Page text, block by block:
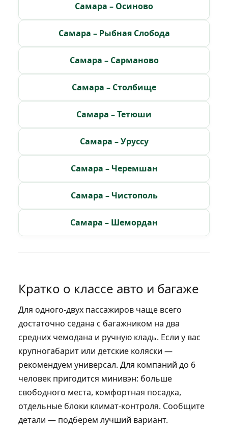
Самара – Осиново
Самара – Рыбная Слобода
Самара – Сарманово
Самара – Столбище
Самара – Тетюши
Самара – Уруссу
Самара – Черемшан
Самара – Чистополь
Самара – Шемордан
Кратко о классе авто и багаже
Для одного‑двух пассажиров чаще всего
достаточно седана с багажником на два
средних чемодана и ручную кладь. Если у вас
крупногабарит или детские коляски —
рекомендуем универсал. Для компаний до 6
человек пригодится минивэн: больше
свободного места, комфортная посадка,
отдельные блоки климат‑контроля. Сообщите
детали — подберем лучший вариант.